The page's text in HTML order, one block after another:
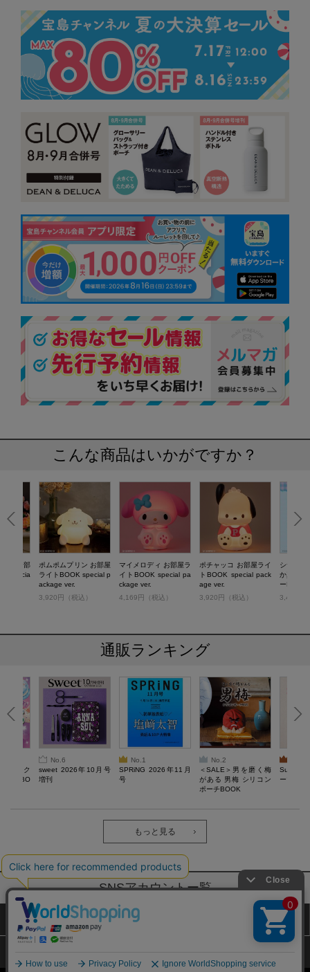
こんな商品はいかがですか？
ミ お部
specia
ポムポムプリン お部屋
ライトBOOK special p
ackage ver.
3,920円（税込）
マイメロディ お部屋ラ
イトBOOK special pa
ckage ver.
4,169円（税込）
ポチャッコ お部屋ライ
トBOOK special pack
age ver.
3,920円（税込）
シナモ
か真空断
ーBOOK
3,410円
通販ランキング
るスク
ぷにBO
No.6
sweet 2026年10月号
増刊
No.1
SPRiNG 2026年11月
号
No.2
＜SALE＞男を磨く梅
がある 男梅 シリコン
ポーチBOOK
ーツチャ
もっと見る
SNSアカウントー覧
サイトマップ